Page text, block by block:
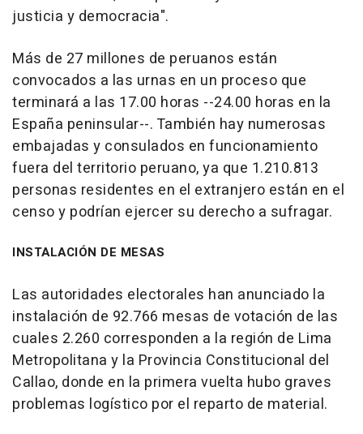
justicia y democracia".
Más de 27 millones de peruanos están
convocados a las urnas en un proceso que
terminará a las 17.00 horas --24.00 horas en la
España peninsular--. También hay numerosas
embajadas y consulados en funcionamiento
fuera del territorio peruano, ya que 1.210.813
personas residentes en el extranjero están en el
censo y podrían ejercer su derecho a sufragar.
INSTALACIÓN DE MESAS
Las autoridades electorales han anunciado la
instalación de 92.766 mesas de votación de las
cuales 2.260 corresponden a la región de Lima
Metropolitana y la Provincia Constitucional del
Callao, donde en la primera vuelta hubo graves
problemas logístico por el reparto de material.